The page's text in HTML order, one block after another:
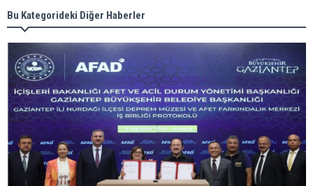
Meral Akşener ile Müsavat Dervişoğlu cenazede
görüntülendi
29 Mayıs okullar tatil mi?
Bilim kurgu gerçekleşiyor... Dondurulmuş
insanları hayata döndürecek keşif
Bu Kategorideki Diğer Haberler